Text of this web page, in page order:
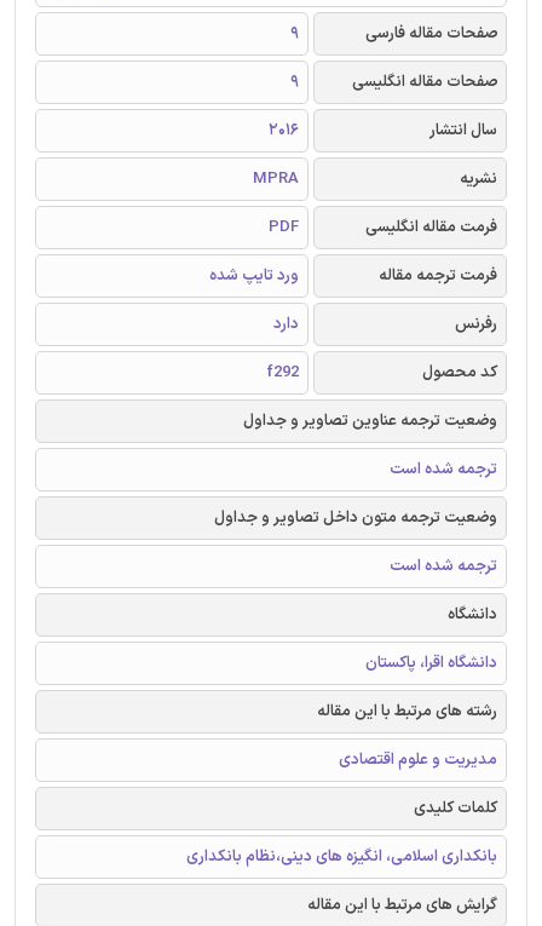
صفحات مقاله فارسی
9
صفحات مقاله انگلیسی
9
سال انتشار
2016
نشریه
MPRA
فرمت مقاله انگلیسی
PDF
فرمت ترجمه مقاله
ورد تایپ شده
رفرنس
دارد
کد محصول
f292
وضعیت ترجمه عناوین تصاویر و جداول
ترجمه شده است
وضعیت ترجمه متون داخل تصاویر و جداول
ترجمه شده است
دانشگاه
دانشگاه اقرا، پاکستان
رشته های مرتبط با این مقاله
مدیریت و علوم اقتصادی
کلمات کلیدی
بانکداری اسلامی، انگیزه های دینی،نظام بانکداری
گرایش های مرتبط با این مقاله